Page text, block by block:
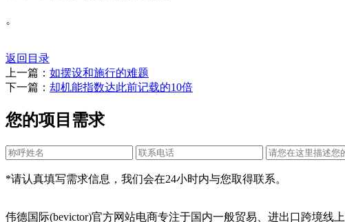
。
返回目录
上一篇： 如摆设和施行的难题
下一篇： 却机能指数达此前记载的10倍
您的项目需求
*请认真填写需求信息，我们会在24小时内与您取得联系。
伟德国际(bevictor)官方网站电商专注于国内一般贸易、进出口跨境线